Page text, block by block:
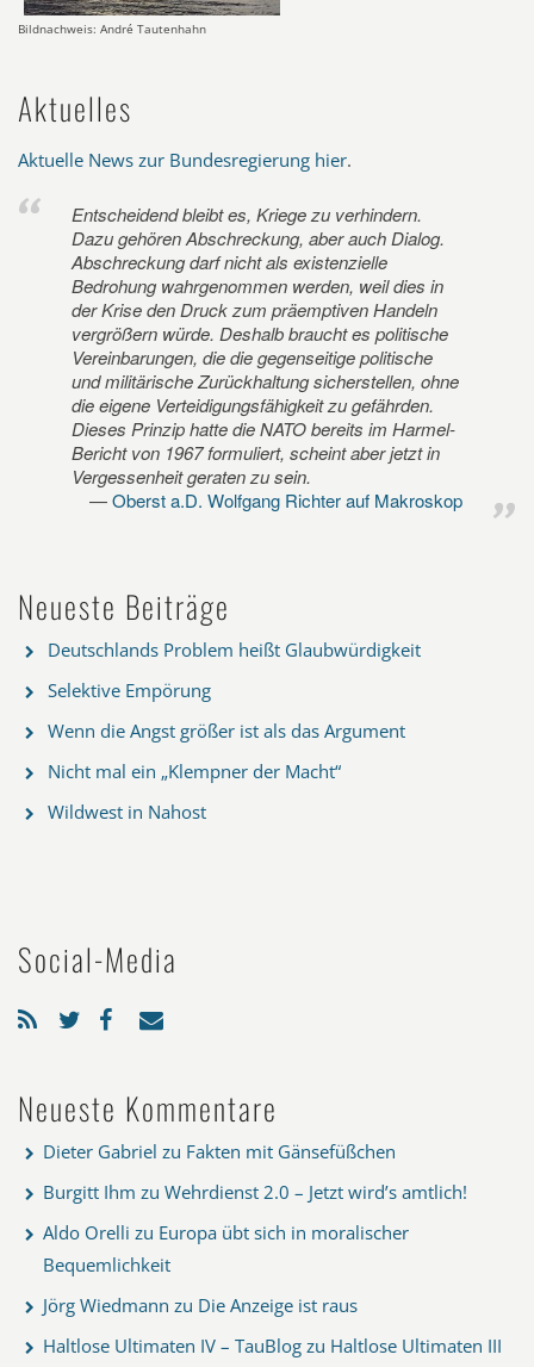
Bildnachweis: André Tautenhahn
Aktuelles
Aktuelle News zur Bundesregierung hier.
Entscheidend bleibt es, Kriege zu verhindern.
Dazu gehören Abschreckung, aber auch Dialog.
Abschreckung darf nicht als existenzielle
Bedrohung wahrgenommen werden, weil dies in
der Krise den Druck zum präemptiven Handeln
vergrößern würde. Deshalb braucht es politische
Vereinbarungen, die die gegenseitige politische
und militärische Zurückhaltung sicherstellen, ohne
die eigene Verteidigungsfähigkeit zu gefährden.
Dieses Prinzip hatte die NATO bereits im Harmel-
Bericht von 1967 formuliert, scheint aber jetzt in
Vergessenheit geraten zu sein.
Oberst a.D. Wolfgang Richter auf Makroskop
Neueste Beiträge
Deutschlands Problem heißt Glaubwürdigkeit
Selektive Empörung
Wenn die Angst größer ist als das Argument
Nicht mal ein „Klempner der Macht“
Wildwest in Nahost
Social-Media
Neueste Kommentare
Dieter Gabriel zu Fakten mit Gänsefüßchen
Burgitt Ihm zu Wehrdienst 2.0 – Jetzt wird’s amtlich!
Aldo Orelli zu Europa übt sich in moralischer
Bequemlichkeit
Jörg Wiedmann zu Die Anzeige ist raus
Haltlose Ultimaten IV – TauBlog zu Haltlose Ultimaten III